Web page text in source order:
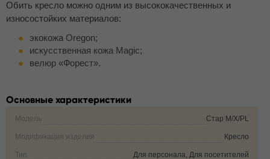
Обить кресло можно одним из высококачественных и
износостойких материалов:
экокожа Oregon;
искусственная кожа Magic;
велюр «Форест».
Основные характеристики
Модель Стар M/X/PL
Модификация изделия Кресло
Тип Для персонала, Для посетителей